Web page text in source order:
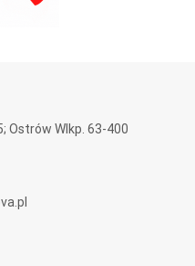
Ostrów Wlkp. 63-400